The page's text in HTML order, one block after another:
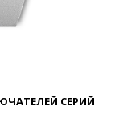
СЕРИЙ